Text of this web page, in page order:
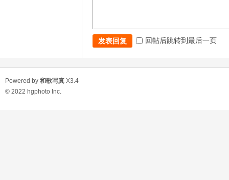
发表回复 回帖后跳转到最后一页
Powered by 和歌写真 X3.4
© 2022 hgphoto Inc.